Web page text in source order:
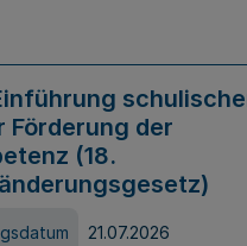
Förderung der
(18.
21.07.2026